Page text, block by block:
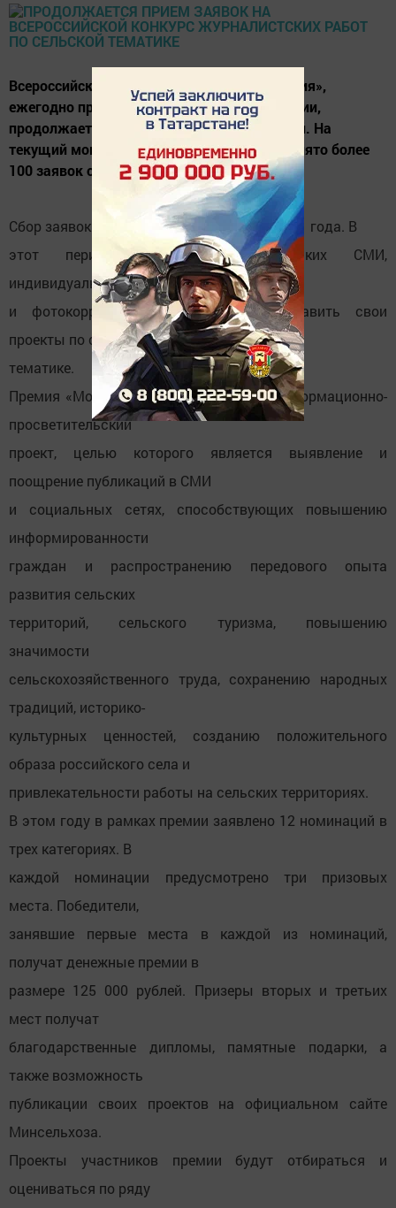
Всероссийский конкурс «Моя Земля – Россия»,
ежегодно проводимый Минсельхозом России,
продолжает принимать заявки соискателей. На
текущий момент к участию в конкурсе принято более
100 заявок от представителей СМИ.
Сбор заявок проводится до 31 октября 2021 года. В
этот период журналисты российских СМИ,
индивидуальные авторы, блогеры
и фотокорреспонденты смогут представить свои
проекты по сельской
тематике.
Премия «Моя Земля – Россия» – это информационно-
просветительский
проект, целью которого является выявление и
поощрение публикаций в СМИ
и социальных сетях, способствующих повышению
информированности
граждан и распространению передового опыта
развития сельских
территорий, сельского туризма, повышению
значимости
сельскохозяйственного труда, сохранению народных
традиций, историко-
культурных ценностей, созданию положительного
образа российского села и
привлекательности работы на сельских территориях.
В этом году в рамках премии заявлено 12 номинаций в
трех категориях. В
каждой номинации предусмотрено три призовых
места. Победители,
занявшие первые места в каждой из номинаций,
получат денежные премии в
размере 125 000 рублей. Призеры вторых и третьих
мест получат
благодарственные дипломы, памятные подарки, а
также возможность
публикации своих проектов на официальном сайте
Минсельхоза.
Проекты участников премии будут отбираться и
оцениваться по ряду